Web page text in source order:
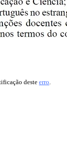
deste erro.